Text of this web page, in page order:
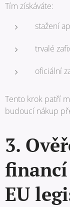
Tím získáváte:
stažení
trvalé
oficiální
Tento krok patří
budoucí nákup
3.
EU